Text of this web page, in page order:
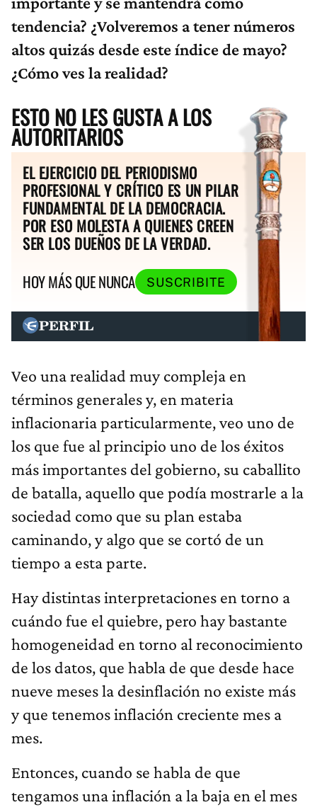
tendencia? ¿Volveremos a tener números
altos quizás desde este índice de mayo?
¿Cómo ves la realidad?
ESTO NO LES GUSTA A LOS
AUTORITARIOS
EL EJERCICIO DEL PERIODISMO
PROFESIONAL Y CRÍTICO ES UN PILAR
FUNDAMENTAL DE LA DEMOCRACIA.
POR ESO MOLESTA A QUIENES CREEN
SER LOS DUEÑOS DE LA VERDAD.
HOY MÁS QUE NUNCA
SUSCRIBITE
Veo una realidad muy compleja en
términos generales y, en materia
inflacionaria particularmente, veo uno de
los que fue al principio uno de los éxitos
más importantes del gobierno, su caballito
de batalla, aquello que podía mostrarle a la
sociedad como que su plan estaba
caminando, y algo que se cortó de un
tiempo a esta parte.
Hay distintas interpretaciones en torno a
cuándo fue el quiebre, pero hay bastante
homogeneidad en torno al reconocimiento
de los datos, que habla de que desde hace
nueve meses la desinflación no existe más
y que tenemos inflación creciente mes a
mes.
Entonces, cuando se habla de que
tengamos una inflación a la baja en el mes